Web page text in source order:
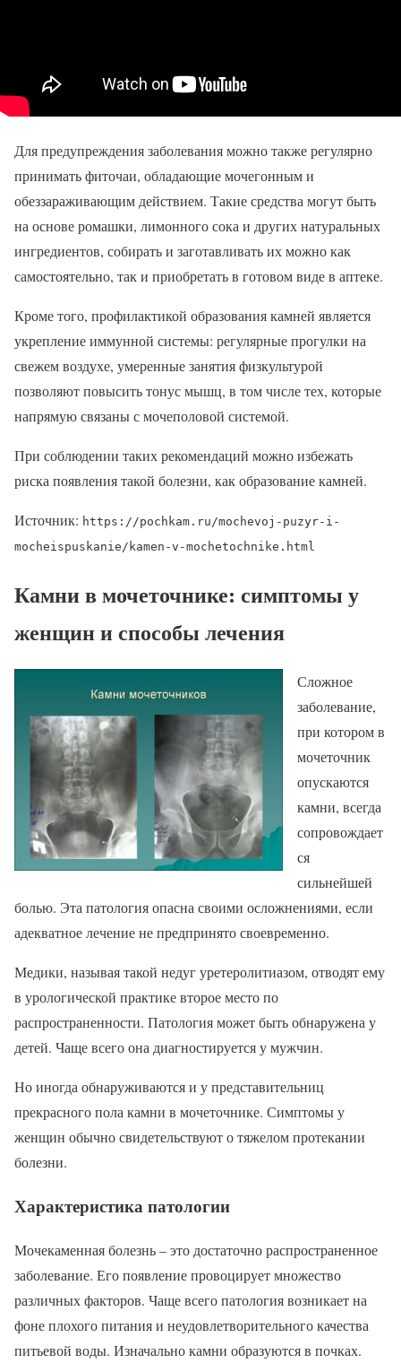
Для предупреждения заболевания можно также регулярно
принимать фиточаи, обладающие мочегонным и
обеззараживающим действием. Такие средства могут быть
на основе ромашки, лимонного сока и других натуральных
ингредиентов, собирать и заготавливать их можно как
самостоятельно, так и приобретать в готовом виде в аптеке.
Кроме того, профилактикой образования камней является
укрепление иммунной системы: регулярные прогулки на
свежем воздухе, умеренные занятия физкультурой
позволяют повысить тонус мышц, в том числе тех, которые
напрямую связаны с мочеполовой системой.
При соблюдении таких рекомендаций можно избежать
риска появления такой болезни, как образование камней.
Источник: https://pochkam.ru/mochevoj-puzyr-i-
mocheispuskanie/kamen-v-mochetochnike.html
Камни в мочеточнике: симптомы у
женщин и способы лечения
Сложное
заболевание,
при котором в
мочеточник
опускаются
камни, всегда
сопровождает
ся
сильнейшей
болью. Эта патология опасна своими осложнениями, если
адекватное лечение не предпринято своевременно.
Медики, называя такой недуг уретеролитиазом, отводят ему
в урологической практике второе место по
распространенности. Патология может быть обнаружена у
детей. Чаще всего она диагностируется у мужчин.
Но иногда обнаруживаются и у представительниц
прекрасного пола камни в мочеточнике. Симптомы у
женщин обычно свидетельствуют о тяжелом протекании
болезни.
Характеристика патологии
Мочекаменная болезнь – это достаточно распространенное
заболевание. Его появление провоцирует множество
различных факторов. Чаще всего патология возникает на
фоне плохого питания и неудовлетворительного качества
питьевой воды. Изначально камни образуются в почках.